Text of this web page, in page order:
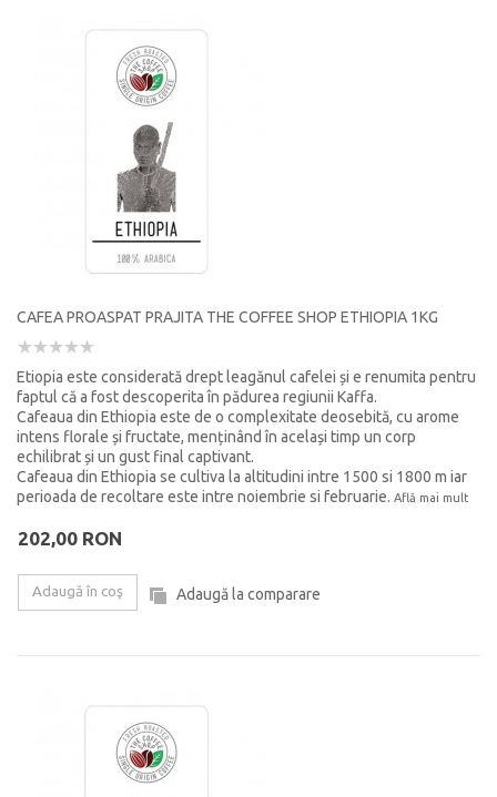
CAFEA PROASPAT PRAJITA THE COFFEE SHOP ETHIOPIA 1KG
Etiopia este considerată drept leagănul cafelei și e renumita pentru
faptul că a fost descoperita în pădurea regiunii Kaffa.
Cafeaua din Ethiopia este de o complexitate deosebită, cu arome
intens florale și fructate, menținând în același timp un corp
echilibrat și un gust final captivant.
Cafeaua din Ethiopia se cultiva la altitudini intre 1500 si 1800 m iar
perioada de recoltare este intre noiembrie si februarie. Află mai mult
202,00 RON
Adaugă în coş Adaugă la comparare